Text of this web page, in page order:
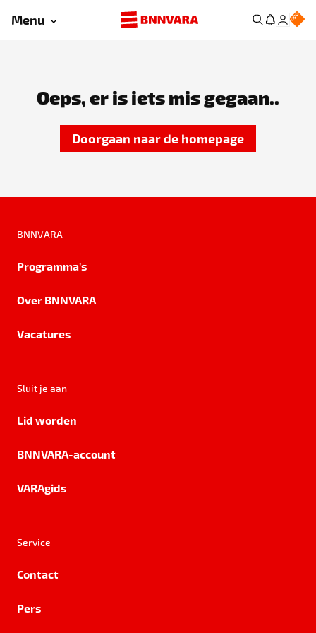
Menu
Oeps, er is iets mis gegaan..
Doorgaan naar de homepage
BNNVARA
Programma's
Over BNNVARA
Vacatures
Sluit je aan
Lid worden
BNNVARA-account
VARAgids
Service
Contact
Pers